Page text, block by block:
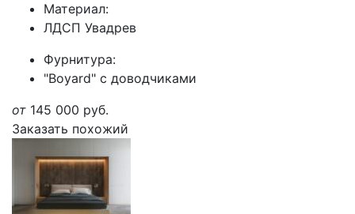
Материал:
ЛДСП Увадрев
Фурнитура:
"Boyard" с доводчиками
от 145 000 руб.
Заказать похожий